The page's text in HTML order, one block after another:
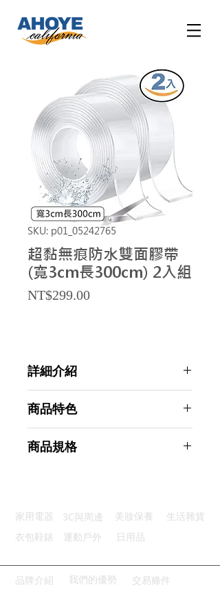
SKU: p01_05242765
超黏無痕防水雙面膠帶
(寬3cm長300cm) 2入組
NT$299.00Price
詳細介紹
商品特色
快捷方便：根據需求用多少剪多少
商品規格
主要材質：PET
商品尺寸：10.5*10.5*3cm
產地名稱：中國大陸
代理商：亞桓有限公司
家用電器 3C與周邊 美妝保養
生活雜貨
衣包鞋錶
運動戶外 日用品
品牌介紹 我們的優勢 交易條件